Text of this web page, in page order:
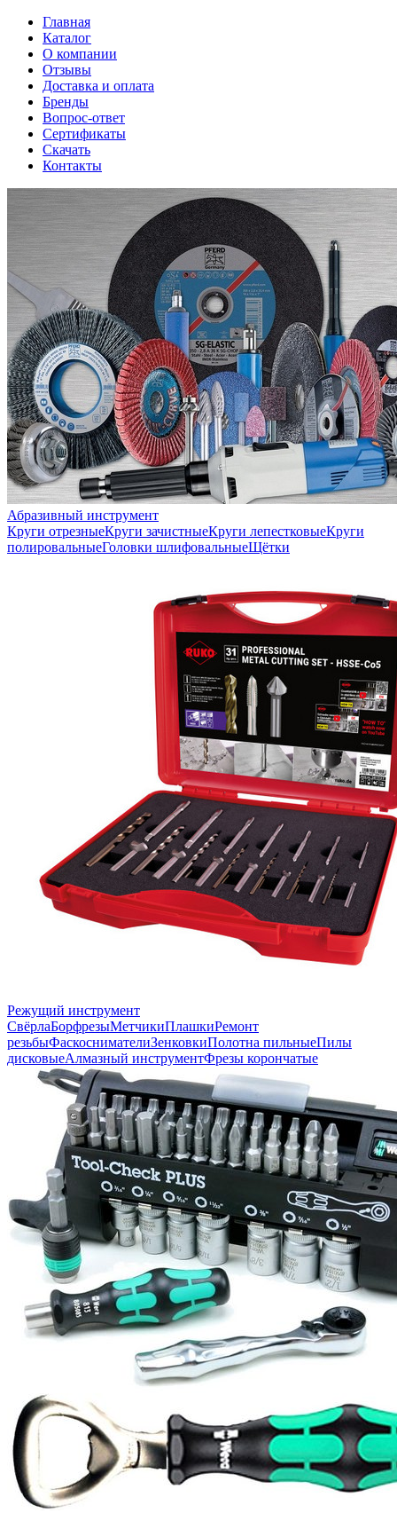
Главная
Каталог
О компании
Отзывы
Доставка и оплата
Бренды
Вопрос-ответ
Сертификаты
Скачать
Контакты
Абразивный инструмент
Круги отрезныеКруги зачистныеКруги лепестковыеКруги
полировальныеГоловки шлифовальныеЩётки
Режущий инструмент
СвёрлаБорфрезыМетчикиПлашкиРемонт
резьбыФаскоснимателиЗенковкиПолотна пильныеПилы
дисковыеАлмазный инструментФрезы корончатые